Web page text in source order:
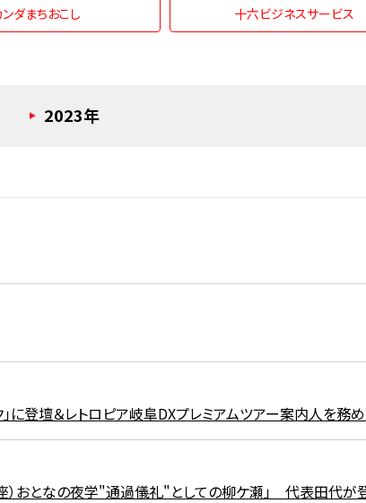
ダまちおこし 十六ビジネスサービス
2023年
に登壇＆レトロピア岐阜DXプレミアムツアー案内人を務
おとなの夜学"通過儀礼"としての柳ケ瀬」 代表田代が